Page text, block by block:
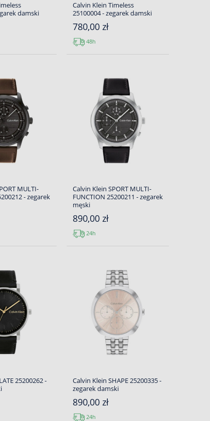
damski
Calvin Klein Timeless
25100004 - zegarek damski
780,00 zł
48h
MULTI-
- zegarek
Calvin Klein SPORT MULTI-
FUNCTION 25200211 - zegarek
męski
890,00 zł
24h
25200262 -
Calvin Klein SHAPE 25200335 -
zegarek damski
890,00 zł
24h